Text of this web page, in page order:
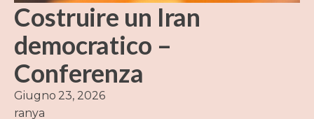
Costruire un Iran
democratico –
Conferenza
Giugno 23, 2026
ranya